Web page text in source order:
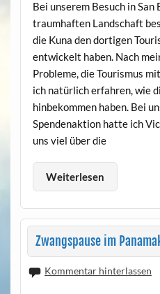
Bei unserem Besuch in San
traumhaften Landschaft
die Kuna den dortigen
entwickelt haben. Nach
Probleme, die Tourismus
ich natürlich erfahren, wie
hinbekommen haben. Bei
Spendenaktion hatte ich
uns viel über die
Weiterlesen
Zwangspause im
Kommentar hinterlassen